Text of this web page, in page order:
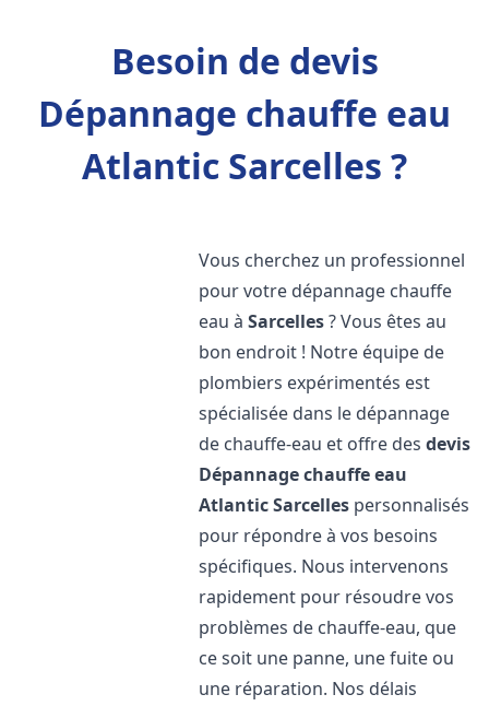
Besoin de devis
Dépannage chauffe eau
Atlantic Sarcelles ?
Vous cherchez un professionnel
pour votre dépannage chauffe
eau àSarcelles? Vous êtes au
bon endroit ! Notre équipe de
plombiers expérimentés est
spécialisée dans le dépannage
de chauffe-eau et offre desdevis
Dépannage chauffe eau
AtlanticSarcelles personnalisés
pour répondre à vos besoins
spécifiques. Nous intervenons
rapidement pour résoudre vos
problèmes de chauffe-eau, que
ce soit une panne, une fuite ou
une réparation. Nos délais